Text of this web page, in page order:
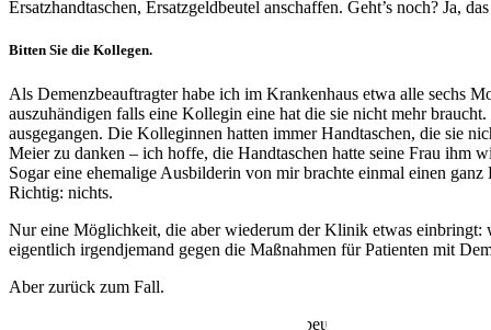
Ersatzhandtaschen, Ersatzgeldbeutel anschaffen. Geht’s noch? Ja,
Bitten Sie die Kollegen.
Als Demenzbeauftragter habe ich im Krankenhaus etwa alle sechs
auszuhändigen falls eine Kollegin eine hat die sie nicht mehr
ausgegangen. Die Kolleginnen hatten immer Handtaschen, die sie
Meier zu danken – ich hoffe, die Handtaschen hatte seine Frau ihm
Sogar eine ehemalige Ausbilderin von mir brachte einmal einen
Richtig: nichts.
Nur eine Möglichkeit, die aber wiederum der Klinik etwas einbringt:
eigentlich irgendjemand gegen die Maßnahmen für Patienten mit
Aber zurück zum Fall.